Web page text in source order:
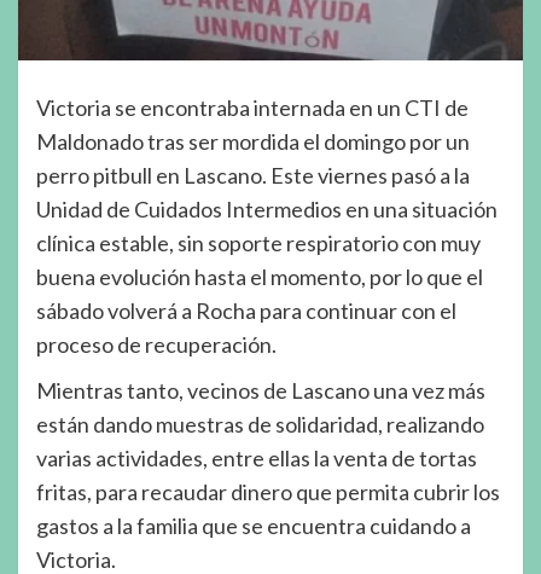
Victoria se encontraba internada en un CTI de
Maldonado tras ser mordida el domingo por un
perro pitbull en Lascano. Este viernes pasó a la
Unidad de Cuidados Intermedios en una situación
clínica estable, sin soporte respiratorio con muy
buena evolución hasta el momento, por lo que el
sábado volverá a Rocha para continuar con el
proceso de recuperación.
Mientras tanto, vecinos de Lascano una vez más
están dando muestras de solidaridad, realizando
varias actividades, entre ellas la venta de tortas
fritas, para recaudar dinero que permita cubrir los
gastos a la familia que se encuentra cuidando a
Victoria.